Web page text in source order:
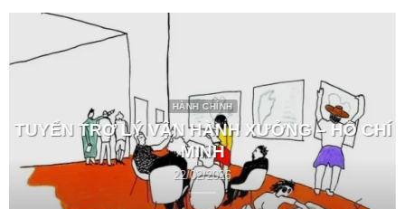
HÀNH CHÍNH
TUYỂN TRỢ LÝ VẬN HÀNH XƯỞNG – HỒ CHÍ
MINH
22/02/2026